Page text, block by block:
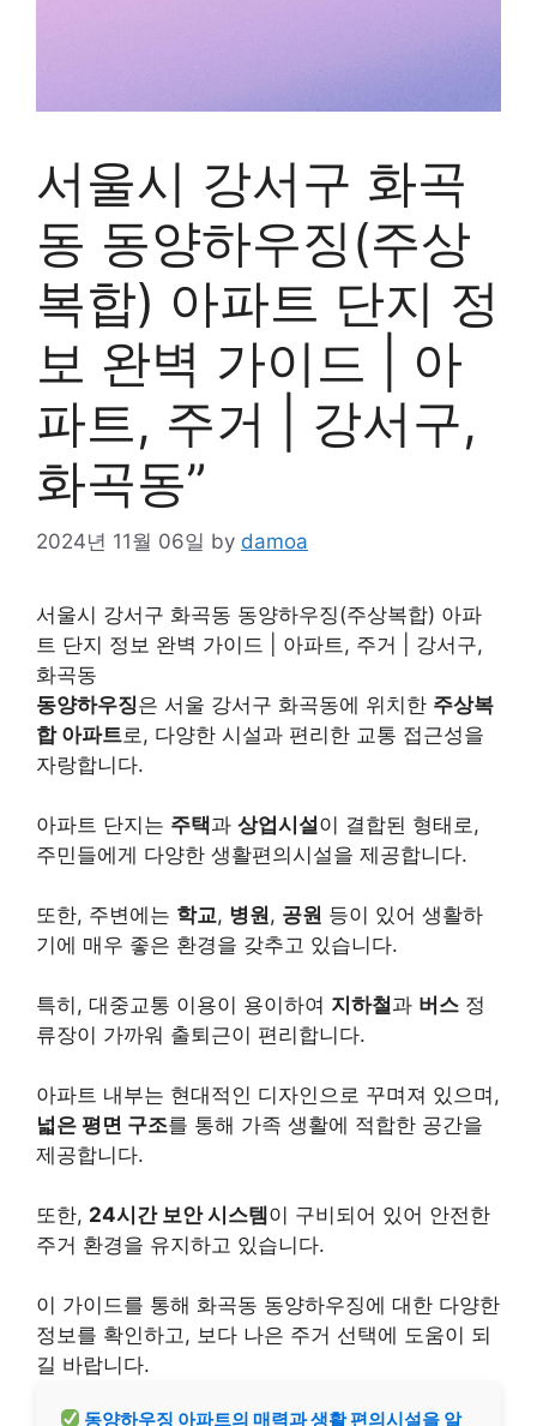
서울시 강서구 화곡
동 동양하우징(주상
복합) 아파트 단지 정
보 완벽 가이드 | 아
파트, 주거 | 강서구,
화곡동”
2024년 11월 06일 by damoa
서울시 강서구 화곡동 동양하우징(주상복합) 아파
트 단지 정보 완벽 가이드 | 아파트, 주거 | 강서구,
화곡동
동양하우징은 서울 강서구 화곡동에 위치한 주상복
합 아파트로, 다양한 시설과 편리한 교통 접근성을
자랑합니다.
아파트 단지는 주택과 상업시설이 결합된 형태로,
주민들에게 다양한 생활편의시설을 제공합니다.
또한, 주변에는 학교, 병원, 공원 등이 있어 생활하
기에 매우 좋은 환경을 갖추고 있습니다.
특히, 대중교통 이용이 용이하여 지하철과 버스 정
류장이 가까워 출퇴근이 편리합니다.
아파트 내부는 현대적인 디자인으로 꾸며져 있으며,
넓은 평면 구조를 통해 가족 생활에 적합한 공간을
제공합니다.
또한, 24시간 보안 시스템이 구비되어 있어 안전한
주거 환경을 유지하고 있습니다.
이 가이드를 통해 화곡동 동양하우징에 대한 다양한
정보를 확인하고, 보다 나은 주거 선택에 도움이 되
길 바랍니다.
동양하우징 아파트의 매력과 생활 편의시설을 알